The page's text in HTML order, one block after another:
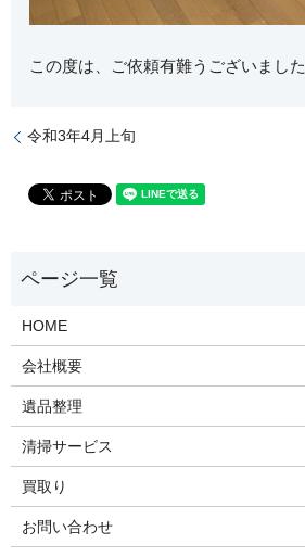
この度は、ご依頼有難うございました
令和3年4月上旬
HOME
会社概要
遺品整理
清掃サービス
買取り
お問い合わせ